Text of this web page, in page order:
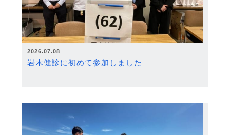
2026.07.08
岩木健診に初めて参加しました